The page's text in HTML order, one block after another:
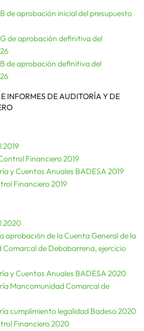
de aprobación inicial del presupuesto
de aprobación definitiva del
de aprobación definitiva del
INFORMES DE AUDITORÍA Y DE
2019
Financiero 2019
y Cuentas Anuales BADESA 2019
Financiero 2019
2020
aprobación de la Cuenta General de la
de Debabarrena, ejercicio
y Cuentas Anuales BADESA 2020
Mancomunidad Comarcal de
cumplimiento legalidad Badesa 2020
Financiero 2020